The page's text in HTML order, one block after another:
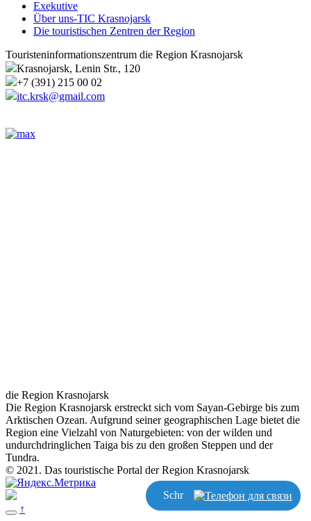
Exekutive
Über uns-TIC Krasnojarsk
Die touristischen Zentren der Region
Touristeninformationszentrum die Region Krasnojarsk
Krasnojarsk, Lenin Str., 120
+7 (391) 215 00 02
itc.krsk@gmail.com
die Region Krasnojarsk
Die Region Krasnojarsk erstreckt sich vom Sayan-Gebirge bis zum
Arktischen Ozean. Aufgrund seiner geographischen Lage bietet die
Region eine Vielzahl von Naturgebieten: von der wilden und
undurchdringlichen Taiga bis zu den großen Steppen und der
Tundra.
© 2021. Das touristische Portal der Region Krasnojarsk
Schreiben
↑